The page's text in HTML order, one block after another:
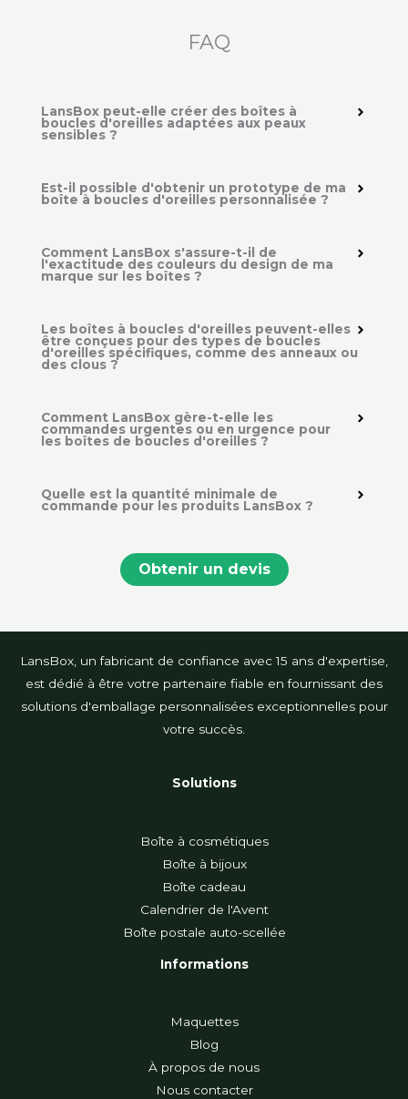
FAQ
LansBox peut-elle créer des boîtes à
boucles d'oreilles adaptées aux peaux
sensibles ?
Est-il possible d'obtenir un prototype de ma
boîte à boucles d'oreilles personnalisée ?
Comment LansBox s'assure-t-il de
l'exactitude des couleurs du design de ma
marque sur les boîtes ?
Les boîtes à boucles d'oreilles peuvent-elles
être conçues pour des types de boucles
d'oreilles spécifiques, comme des anneaux ou
des clous ?
Comment LansBox gère-t-elle les
commandes urgentes ou en urgence pour
les boîtes de boucles d'oreilles ?
Quelle est la quantité minimale de
commande pour les produits LansBox ?
Obtenir un devis
LansBox, un fabricant de confiance avec 15 ans d'expertise,
est dédié à être votre partenaire fiable en fournissant des
solutions d'emballage personnalisées exceptionnelles pour
votre succès.
Solutions
Boîte à cosmétiques
Boîte à bijoux
Boîte cadeau
Calendrier de l'Avent
Boîte postale auto-scellée
Informations
Maquettes
Blog
À propos de nous
Nous contacter